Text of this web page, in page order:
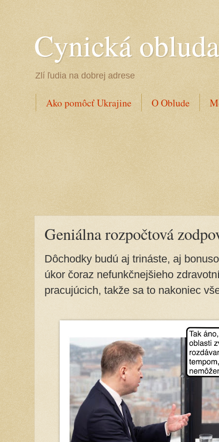
Cynická obluda
Zlí ľudia na dobrej adrese
Ako pomôcť Ukrajine O Oblude
Geniálna rozpočtová
Dôchodky budú aj trináste, aj
úkor čoraz nefunkčnejšieho
pracujúcich, takže sa to nakoniec